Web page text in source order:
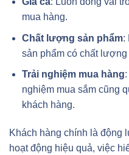
mua hàng.
Chất lượng sản phẩm:
sản phẩm có chất lượng
Trải nghiệm mua hàng
nghiệm mua sắm cũng
khách hàng.
Khách hàng chính là động
hoạt động hiệu quả, việc